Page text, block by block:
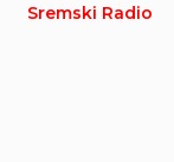
Sremski Radio